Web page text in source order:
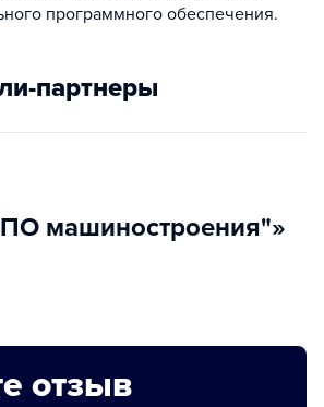
программного обеспечения.
партнеры
машиностроения"»
отзыв